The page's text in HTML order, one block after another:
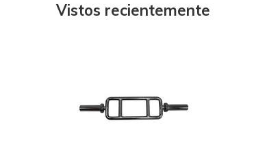
Vistos recientemente